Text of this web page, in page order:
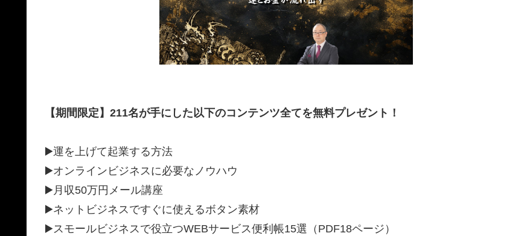
【期間限定】211名が手にした以下のコンテンツ全てを無料プレゼント！
▶️運を上げて起業する方法
▶️オンラインビジネスに必要なノウハウ
▶️月収50万円メール講座
▶️ネットビジネスですぐに使えるボタン素材
▶️スモールビジネスで役立つWEBサービス便利帳15選（PDF18ページ）